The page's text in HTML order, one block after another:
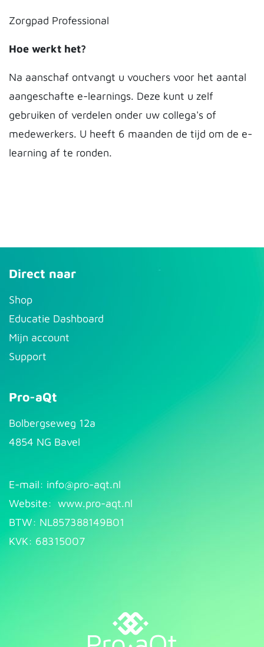
Zorgpad Professional
Hoe werkt het?
Na aanschaf ontvangt u vouchers voor het aantal
aangeschafte e-learnings. Deze kunt u zelf
gebruiken of verdelen onder uw collega's of
medewerkers. U heeft 6 maanden de tijd om de e-
learning af te ronden.
Direct naar
S​hop
Educatie Dashboard
Mijn account
Support
Pro-aQt
Bolbergseweg 12a
4854 NG Bavel
E-mail: info@pr​o-aqt.nl
Website: www.pro-aqt.nl
BTW: NL857388149B01
KVK: 68315007